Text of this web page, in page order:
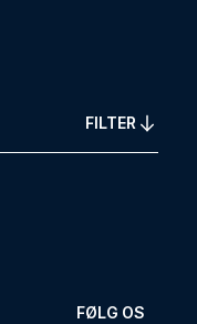
FILTER
FØLG OS